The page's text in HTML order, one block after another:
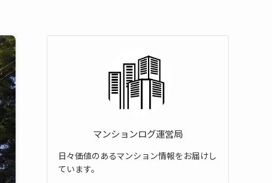
マンションログ運営局
日々価値のあるマンション情報をお届けし
ています。